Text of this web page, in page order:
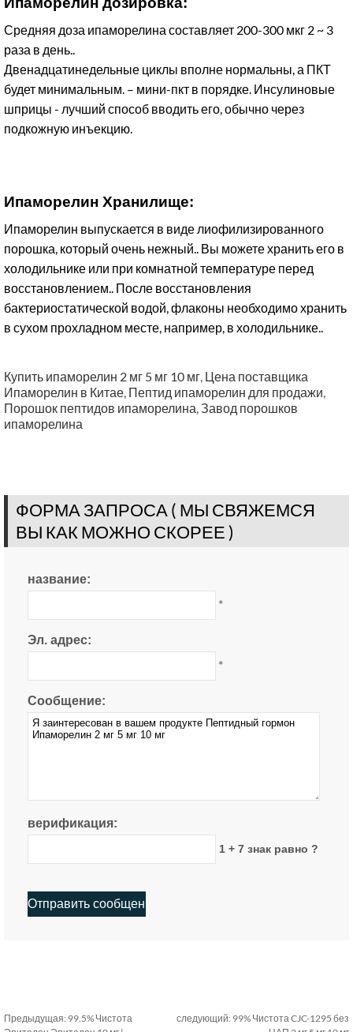
Средняя доза ипаморелина составляет 200-300 мкг 2 ~ 3
раза в день..
Двенадцатинедельные циклы вполне нормальны, а ПКТ
будет минимальным. – мини-пкт в порядке. Инсулиновые
шприцы - лучший способ вводить его, обычно через
подкожную инъекцию.
Ипаморелин Хранилище:
Ипаморелин выпускается в виде лиофилизированного
порошка, который очень нежный.. Вы можете хранить его в
холодильнике или при комнатной температуре перед
восстановлением.. После восстановления
бактериостатической водой, флаконы необходимо хранить
в сухом прохладном месте, например, в холодильнике..
Купить ипаморелин 2 мг 5 мг 10 мг, Цена поставщика
Ипаморелин в Китае, Пептид ипаморелин для продажи,
Порошок пептидов ипаморелина,Завод порошков
ипаморелина
ФОРМА ЗАПРОСА ( МЫ СВЯЖЕМСЯ
ВЫ КАК МОЖНО СКОРЕЕ )
название:
*
Эл. адрес:
*
Сообщение:
верификация:
1 + 7 знак равно ?
Предыдущая: 99.5% Чистота
следующий: 99% Чистота CJC-1295 без